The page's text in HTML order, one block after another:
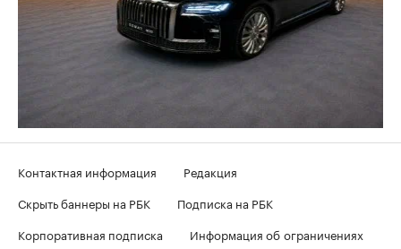
Контактная информация
Редакция
Скрыть баннеры на РБК
Подписка на РБК
Корпоративная подписка
Информация об ограничениях